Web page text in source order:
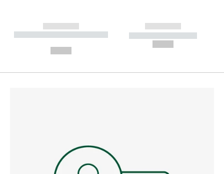
------------
----------- ----------- --------
------------
----------- -----------